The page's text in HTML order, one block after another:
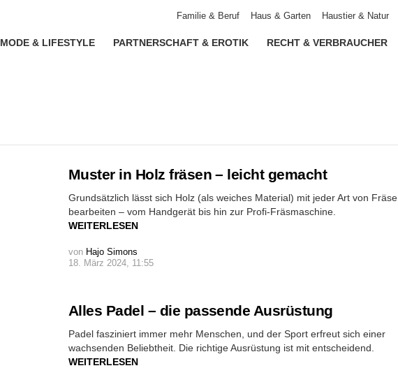
Familie & Beruf Haus & Garten Haustier & Natur
MODE & LIFESTYLE PARTNERSCHAFT & EROTIK RECHT & VERBRAUCHER
Muster in Holz fräsen – leicht gemacht
Grundsätzlich lässt sich Holz (als weiches Material) mit jeder Art von Fräse
bearbeiten – vom Handgerät bis hin zur Profi-Fräsmaschine.
WEITERLESEN
von Hajo Simons
18. März 2024, 11:55
Alles Padel – die passende Ausrüstung
Padel fasziniert immer mehr Menschen, und der Sport erfreut sich einer
wachsenden Beliebtheit. Die richtige Ausrüstung ist mit entscheidend.
WEITERLESEN